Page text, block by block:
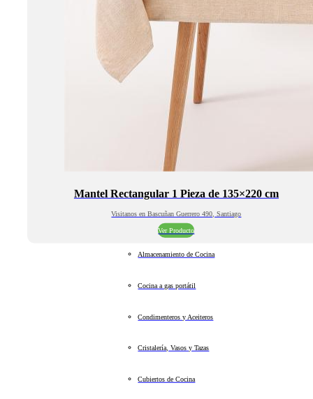
Mantel Rectangular 1 Pieza de 135×220 cm
Visitanos en Bascuñan Guerrero 490, Santiago
Ver Producto
Almacenamiento de Cocina
Cocina a gas portátil
Condimenteros y Aceiteros
Cristalería, Vasos y Tazas
Cubiertos de Cocina